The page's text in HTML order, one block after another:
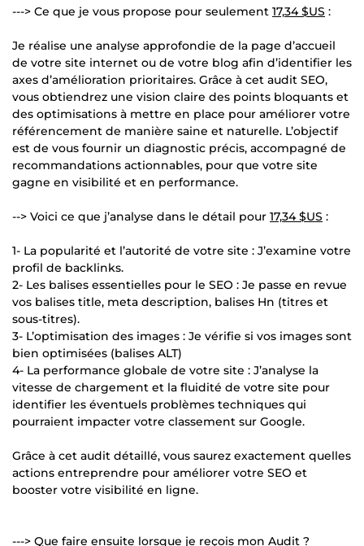
---> Ce que je vous propose pour seulement 17,34 $US :
Je réalise une analyse approfondie de la page d’accueil
de votre site internet ou de votre blog afin d’identifier les
axes d’amélioration prioritaires. Grâce à cet audit SEO,
vous obtiendrez une vision claire des points bloquants et
des optimisations à mettre en place pour améliorer votre
référencement de manière saine et naturelle. L’objectif
est de vous fournir un diagnostic précis, accompagné de
recommandations actionnables, pour que votre site
gagne en visibilité et en performance.
--> Voici ce que j’analyse dans le détail pour 17,34 $US :
1- La popularité et l’autorité de votre site : J’examine votre
profil de backlinks.
2- Les balises essentielles pour le SEO : Je passe en revue
vos balises title, meta description, balises Hn (titres et
sous-titres).
3- L’optimisation des images : Je vérifie si vos images sont
bien optimisées (balises ALT)
4- La performance globale de votre site : J’analyse la
vitesse de chargement et la fluidité de votre site pour
identifier les éventuels problèmes techniques qui
pourraient impacter votre classement sur Google.
Grâce à cet audit détaillé, vous saurez exactement quelles
actions entreprendre pour améliorer votre SEO et
booster votre visibilité en ligne.
---> Que faire ensuite lorsque je reçois mon Audit ?